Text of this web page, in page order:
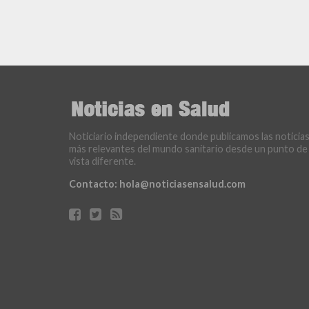
Noticiario independiente donde publicamos las noticias
más relevantes del mundo sanitario desde un punto de
vista diferente.
Contacto: hola@noticiasensalud.com